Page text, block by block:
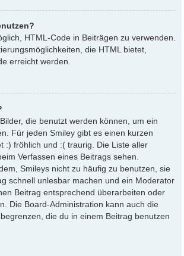
HTML-Code in Beiträgen zu verwenden.
die HTML bietet,
erreicht werden.
die benutzt werden können, um ein
Für jeden Smiley gibt es einen kurzen
:) fröhlich und :( traurig. Die Liste aller
Verfassen eines Beitrags sehen.
Smileys nicht zu häufig zu benutzen, sie
schnell unlesbar machen und ein Moderator
Beitrag entsprechend überarbeiten oder
Die Board-Administration kann auch die
die du in einem Beitrag benutzen